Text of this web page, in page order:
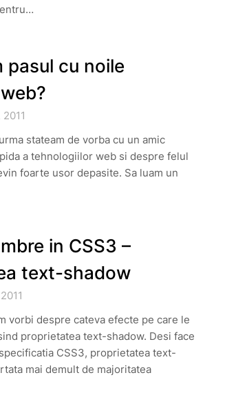
pasul cu noile
stateam de vorba cu un amic
a tehnologiilor web si despre felul
foarte usor depasite. Sa luam un
in CSS3 –
text-shadow
vorbi despre cateva efecte pe care le
proprietatea text-shadow. Desi face
CSS3, proprietatea text-
mai demult de majoritatea